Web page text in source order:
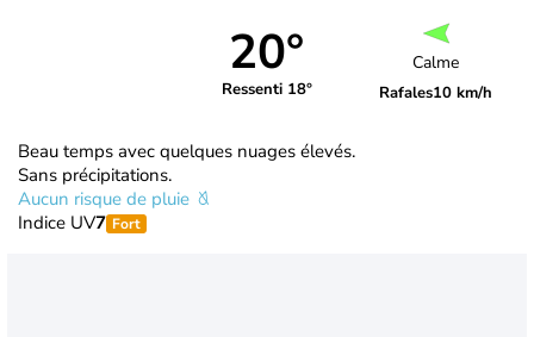
20°
Ressenti 18°
Calme
Rafales10 km/h
Beau temps avec quelques nuages élevés.
Sans précipitations.
Aucun risque de pluie
Indice UV7 Fort